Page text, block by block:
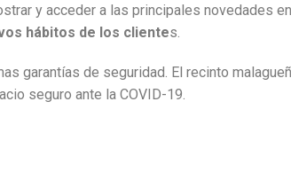
y acceder a las principales novedades
hábitos de los clientes.
garantías de seguridad. El recinto
seguro ante la COVID-19.